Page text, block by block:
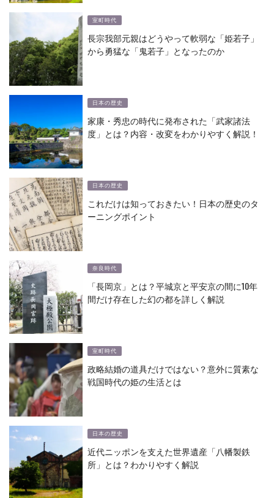
室町時代
長宗我部元親はどうやって軟弱な「姫若子」
から勇猛な「鬼若子」となったのか
日本の歴史
家康・秀忠の時代に発布された「武家諸法
度」とは？内容・改変をわかりやすく解説！
日本の歴史
これだけは知っておきたい！日本の歴史のタ
ーニングポイント
奈良時代
「長岡京」とは？平城京と平安京の間に10年
間だけ存在した幻の都を詳しく解説
室町時代
政略結婚の道具だけではない？意外に質素な
戦国時代の姫の生活とは
日本の歴史
近代ニッポンを支えた世界遺産「八幡製鉄
所」とは？わかりやすく解説